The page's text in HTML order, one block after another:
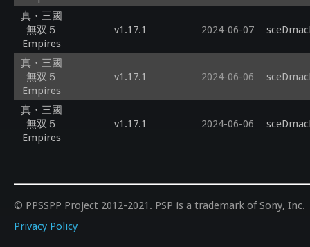
真・三國
無双５
Empires
v1.17.1 2024-06-07
真・三國
無双５
Empires
v1.17.1 2024-06-06
真・三國
無双５
Empires
v1.17.1 2024-06-06
© PPSSPP Project 2012-2021. PSP is a trademark of Sony, Inc.
Privacy Policy